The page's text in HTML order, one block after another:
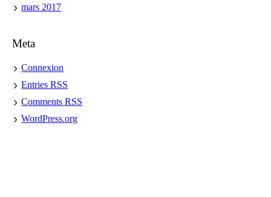
mars 2017
Meta
Connexion
EntriesRSS
CommentsRSS
WordPress.org